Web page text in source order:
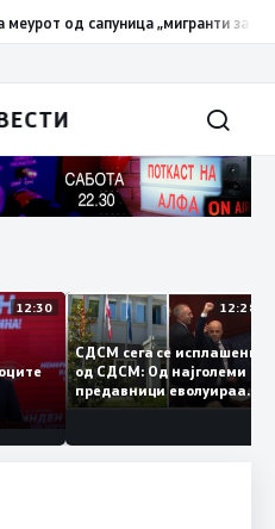
сапуница „мигранти за пари“,
12:30
СДСМ сега се
од СДСМ: Од најголеми
предавници еволуираа
во најголеми патриоти